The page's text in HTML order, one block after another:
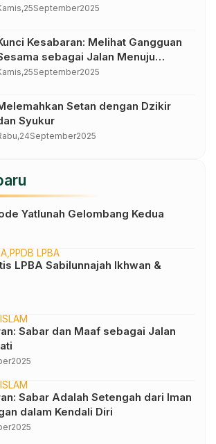
25September2025
Kesabaran: Melihat Gangguan
sebagai Jalan Menuju
25September2025
Setan dengan Dzikir
Syukur
24September2025
Yatlunah Gelombang Kedua
PPDB LPBA
LPBA Sabilunnajah Ikhwan &
Sabar dan Maaf sebagai Jalan
2025
Sabar Adalah Setengah dari Iman
dalam Kendali Diri
2025